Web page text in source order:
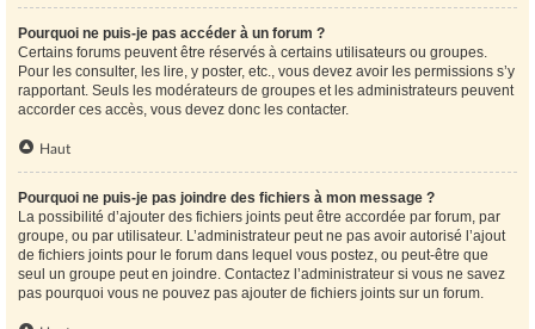
Pourquoi ne puis-je pas accéder à un forum ?
Certains forums peuvent être réservés à certains utilisateurs ou groupes.
Pour les consulter, les lire, y poster, etc., vous devez avoir les permissions s’y
rapportant. Seuls les modérateurs de groupes et les administrateurs peuvent
accorder ces accès, vous devez donc les contacter.
Haut
Pourquoi ne puis-je pas joindre des fichiers à mon message ?
La possibilité d’ajouter des fichiers joints peut être accordée par forum, par
groupe, ou par utilisateur. L’administrateur peut ne pas avoir autorisé l’ajout
de fichiers joints pour le forum dans lequel vous postez, ou peut-être que
seul un groupe peut en joindre. Contactez l’administrateur si vous ne savez
pas pourquoi vous ne pouvez pas ajouter de fichiers joints sur un forum.